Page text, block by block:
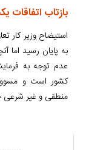
بازتاب اتفاقات
استیضاح وزیر کار
به پایان رسید اما
عدم توجه به
کشور است و
منطقی و غیر شرعی